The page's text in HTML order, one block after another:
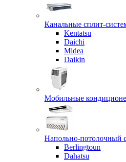
Канальные сплит-
Kentatsu
Daichi
Midea
Daikin
Мобильные
Напольно-потолочный
Berlingtoun
Dahatsu